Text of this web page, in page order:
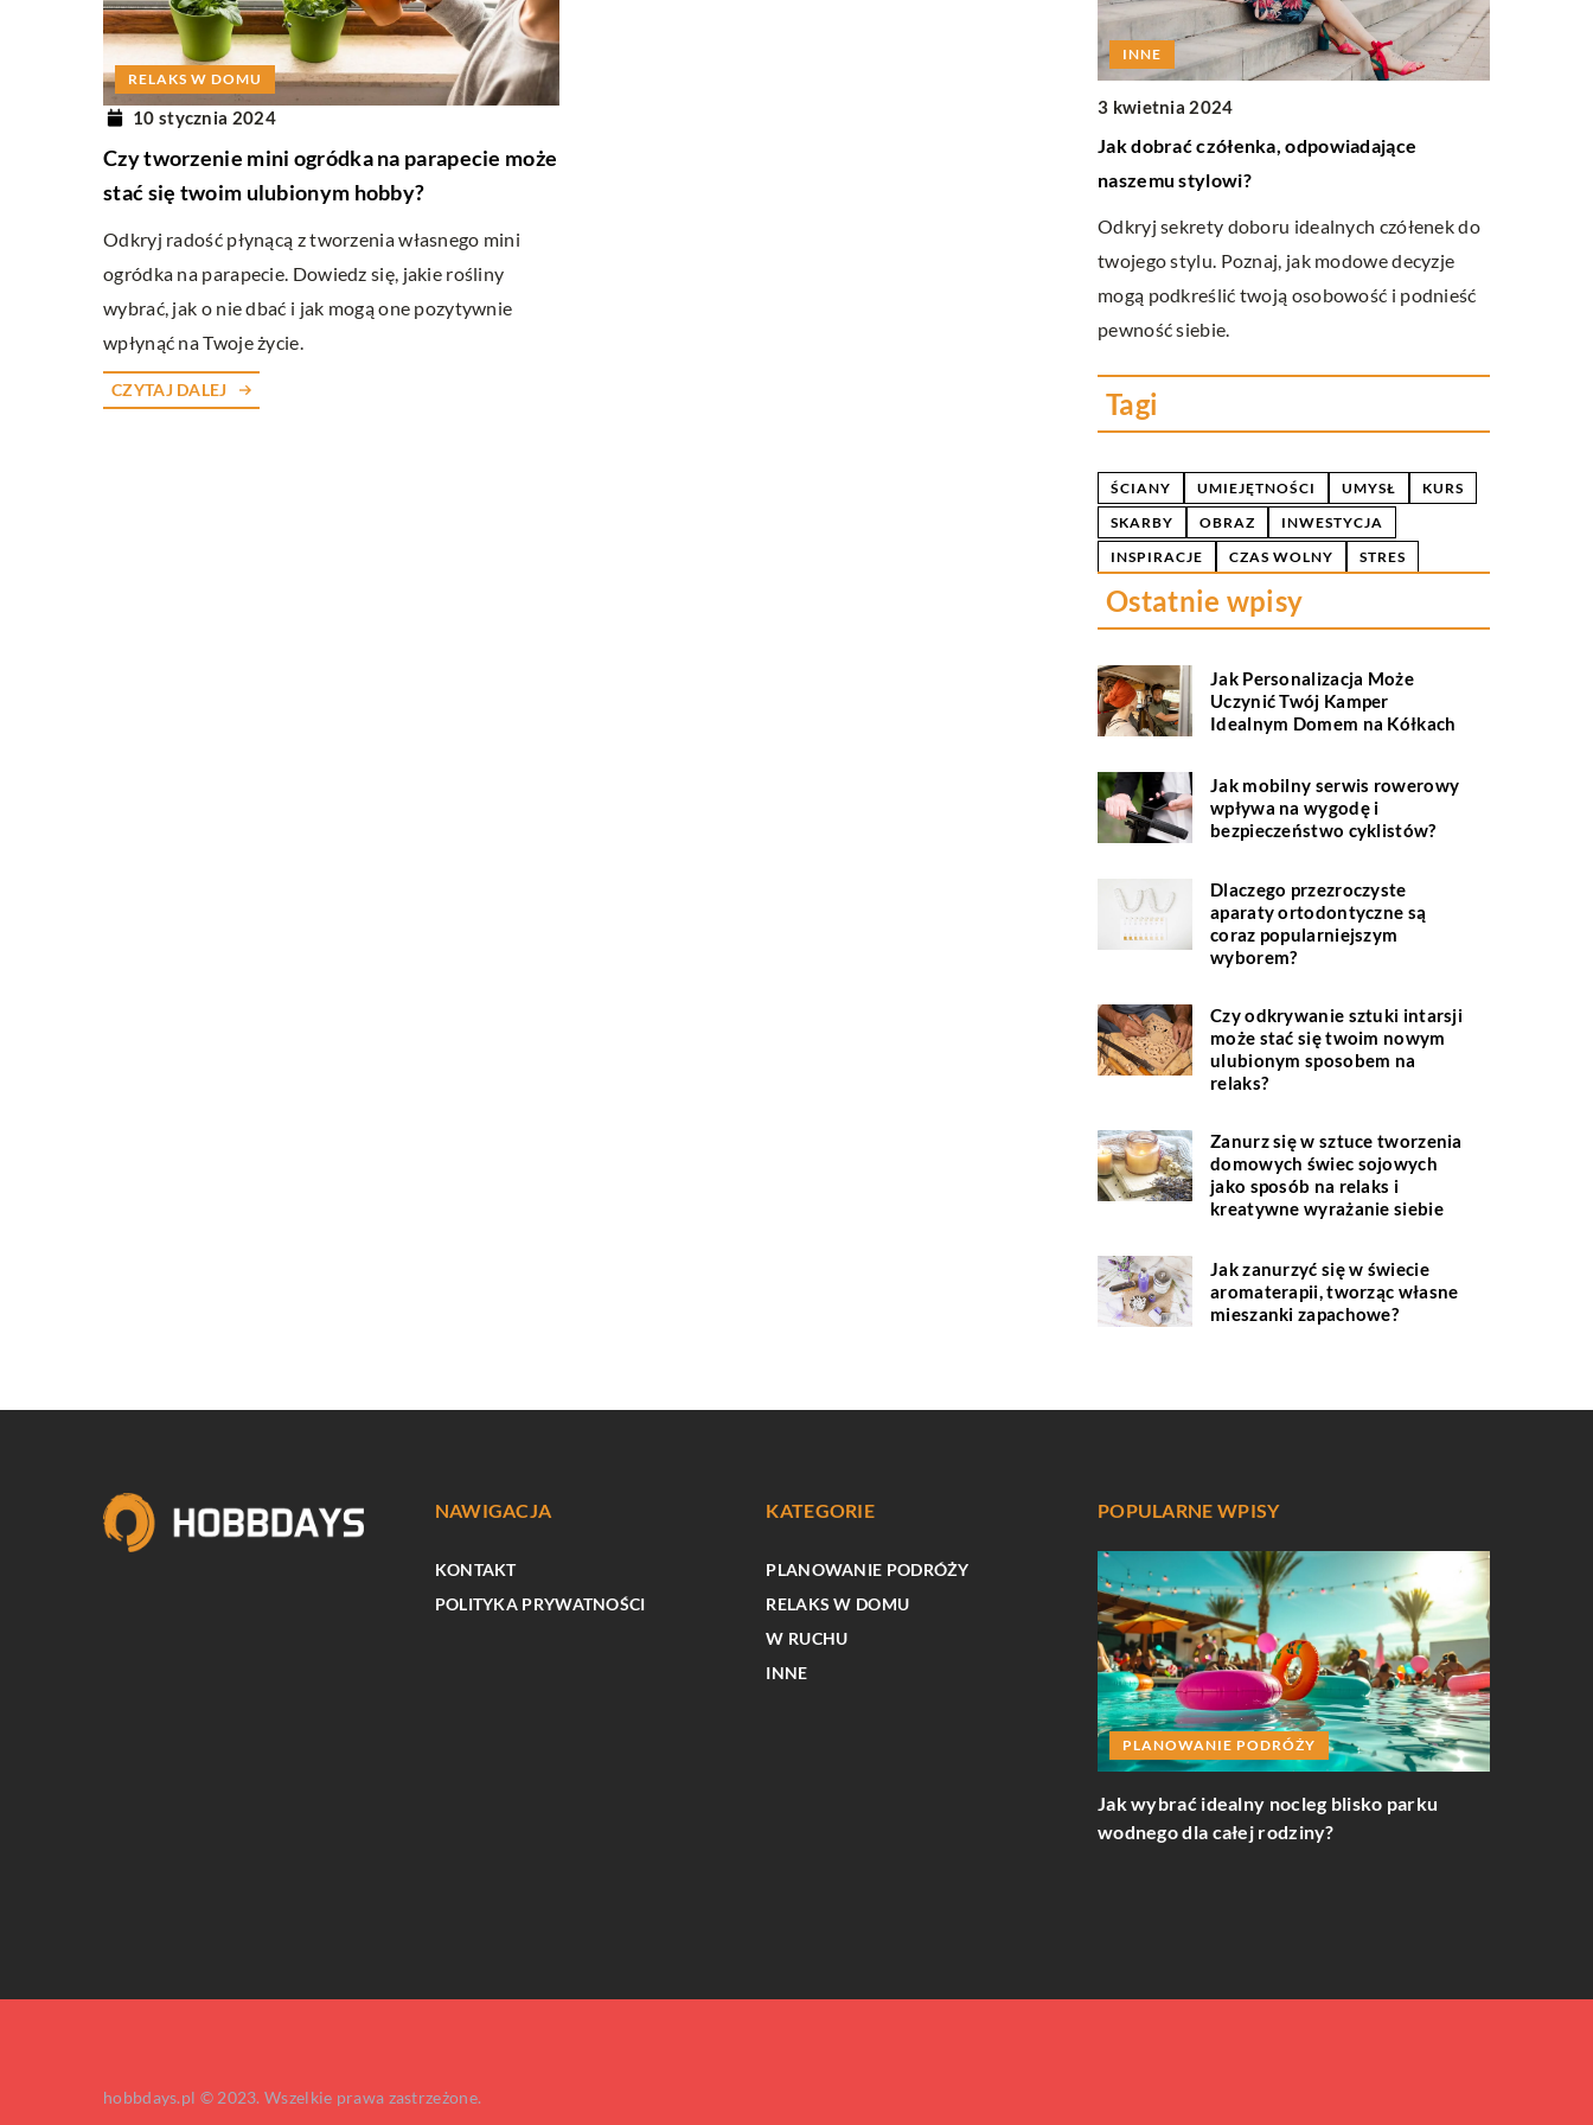
RELAKS W DOMU
10 stycznia 2024
Czy tworzenie mini ogródka na parapecie może
stać się twoim ulubionym hobby?
Odkryj radość płynącą z tworzenia własnego mini
ogródka na parapecie. Dowiedz się, jakie rośliny
wybrać, jak o nie dbać i jak mogą one pozytywnie
wpłynąć na Twoje życie.
CZYTAJ DALEJ
INNE
22 sierpnia 2024
Jak wybrać odpowiedni sprzęt do gier bez
nadwyrężania budżetu?
INNE
3 kwietnia 2024
Jak dobrać czółenka, odpowiadające
naszemu stylowi?
Odkryj sekrety doboru idealnych czółenek do
twojego stylu. Poznaj, jak modowe decyzje
mogą podkreślić twoją osobowość i podnieść
pewność siebie.
Tagi
ŚCIANY UMIEJĘTNOŚCI UMYSŁ
KURS
SKARBY
OBRAZ
INWESTYCJA
INSPIRACJE
CZAS WOLNY STRES
Ostatnie wpisy
Jak Personalizacja Może
Uczynić Twój Kamper
Idealnym Domem na Kółkach
Jak mobilny serwis rowerowy
wpływa na wygodę i
bezpieczeństwo cyklistów?
Dlaczego przezroczyste
aparaty ortodontyczne są
coraz popularniejszym
wyborem?
Czy odkrywanie sztuki intarsji
może stać się twoim nowym
ulubionym sposobem na
relaks?
Zanurz się w sztuce tworzenia
domowych świec sojowych
jako sposób na relaks i
kreatywne wyrażanie siebie
Jak zanurzyć się w świecie
aromaterapii, tworząc własne
mieszanki zapachowe?
NAWIGACJA
KONTAKT
POLITYKA PRYWATNOŚCI
KATEGORIE
PLANOWANIE PODRÓŻY
RELAKS W DOMU
W RUCHU
INNE
POPULARNE WPISY
PLANOWANIE PODRÓŻY
Jak wybrać idealny nocleg blisko parku
wodnego dla całej rodziny?
hobbdays.pl © 2023. Wszelkie prawa zastrzeżone.